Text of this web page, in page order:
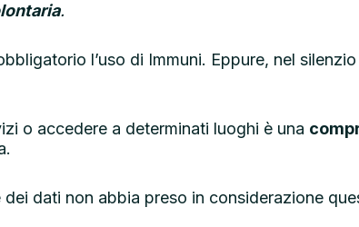
.
l’uso di Immuni. Eppure, nel
o accedere a determinati luoghi è una
dati non abbia preso in considerazione